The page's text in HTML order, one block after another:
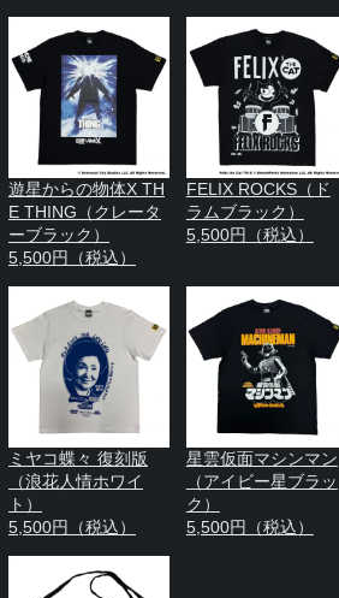
遊星からの物体X TH
E THING（クレータ
ーブラック）
5,500円（税込）
FELIX ROCKS（ド
ラムブラック）
5,500円（税込）
ミヤコ蝶々 復刻版
（浪花人情ホワイ
ト）
5,500円（税込）
星雲仮面マシンマン
（アイビー星ブラッ
ク）
5,500円（税込）